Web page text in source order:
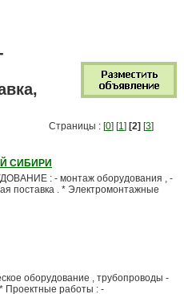
Страницы : [0] [1] [2] [3]
СИБИРИ
: - монтаж оборудования , -
поставка . * Электромонтажные
оборудование , трубопроводы -
Проектные работы : -